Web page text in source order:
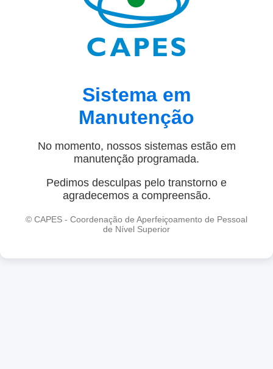
Sistema em
Manutenção
No momento, nossos sistemas estão em
manutenção programada.
Pedimos desculpas pelo transtorno e
agradecemos a compreensão.
© CAPES - Coordenação de Aperfeiçoamento de Pessoal
de Nível Superior